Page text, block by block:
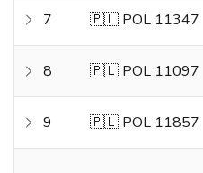
7 🇵🇱 POL 11347
8 🇵🇱 POL 11097
9 🇵🇱 POL 11857